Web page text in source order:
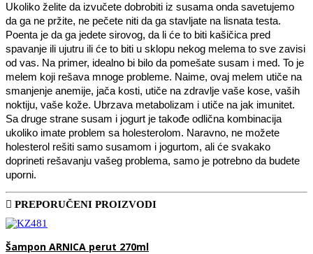
Ukoliko želite da izvučete dobrobiti iz susama onda savetujemo
da ga ne pržite, ne pečete niti da ga stavljate na lisnata testa.
Poenta je da ga jedete sirovog, da li će to biti kašičica pred
spavanje ili ujutru ili će to biti u sklopu nekog melema to sve zavisi
od vas. Na primer, idealno bi bilo da pomešate susam i med. To je
melem koji rešava mnoge probleme. Naime, ovaj melem utiče na
smanjenje anemije, jača kosti, utiče na zdravlje vaše kose, vaših
noktiju, vaše kože. Ubrzava metabolizam i utiče na jak imunitet.
Sa druge strane susam i jogurt je takođe odlična kombinacija
ukoliko imate problem sa holesterolom. Naravno, ne možete
holesterol rešiti samo susamom i jogurtom, ali će svakako
doprineti rešavanju vašeg problema, samo je potrebno da budete
uporni.
PREPORUČENI PROIZVODI
Šampon ARNICA perut 270ml